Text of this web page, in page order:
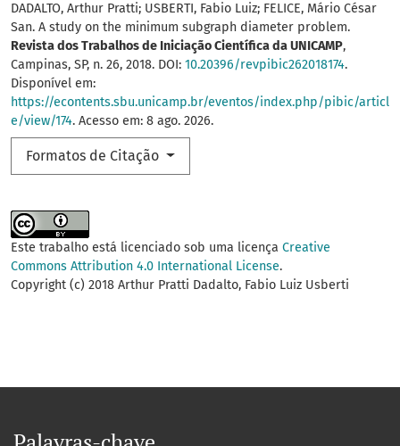
DADALTO, Arthur Pratti; USBERTI, Fabio Luiz; FELICE, Mário César
San. A study on the minimum subgraph diameter problem.
Revista dos Trabalhos de Iniciação Científica da UNICAMP,
Campinas, SP, n. 26, 2018. DOI: 10.20396/revpibic262018174.
Disponível em:
https://econtents.sbu.unicamp.br/eventos/index.php/pibic/articl
e/view/174. Acesso em: 8 ago. 2026.
Formatos de Citação
Este trabalho está licenciado sob uma licença Creative
Commons Attribution 4.0 International License.
Copyright (c) 2018 Arthur Pratti Dadalto, Fabio Luiz Usberti